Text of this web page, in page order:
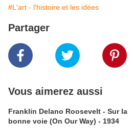
#L'art - l'histoire et les idées
Partager
Vous aimerez aussi
Franklin Delano Roosevelt - Sur la
bonne voie (On Our Way) - 1934